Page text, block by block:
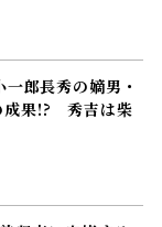
郎長秀の嫡男・
成果!? 秀吉は柴